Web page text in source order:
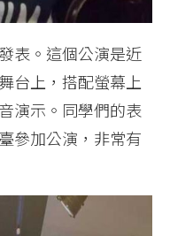
表。這個公演是近
台上，搭配螢幕上
演示。同學們的表
參加公演，非常有